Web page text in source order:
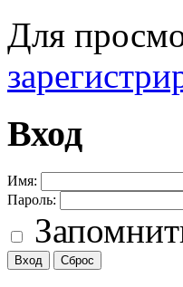
Для
Вход
Имя:
Пароль: